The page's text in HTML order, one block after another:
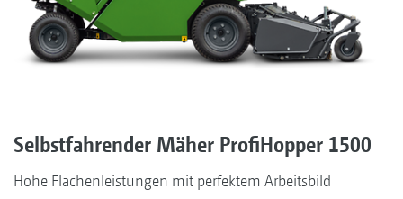
Selbstfahrender Mäher ProfiHopper 1500
Hohe Flächenleistungen mit perfektem Arbeitsbild